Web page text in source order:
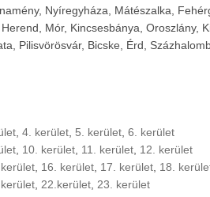
Nyíregyháza, Mátészalka,
Mór, Kincsesbánya, Oroszlány,
Pilisvörösvár, Bicske, Érd,
4. kerület 5. kerület 6. kerület
10. kerület 11. kerület 12. kerület
16. kerület 17. kerület 18.
22.kerület 23. kerület